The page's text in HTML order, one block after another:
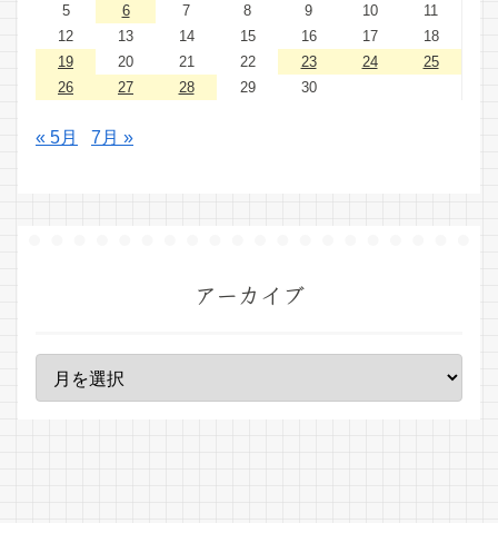
5
6 7 8 9 10
11
12
13 14 15 16 17
18
19
20 21 22 23 24
25
26
27 28 29 30
« 5月 7月 »
アーカイブ